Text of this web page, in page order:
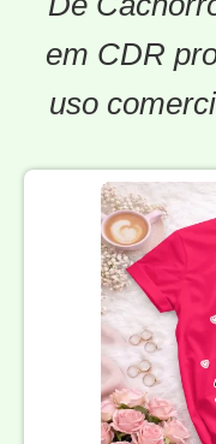
em CDR
uso